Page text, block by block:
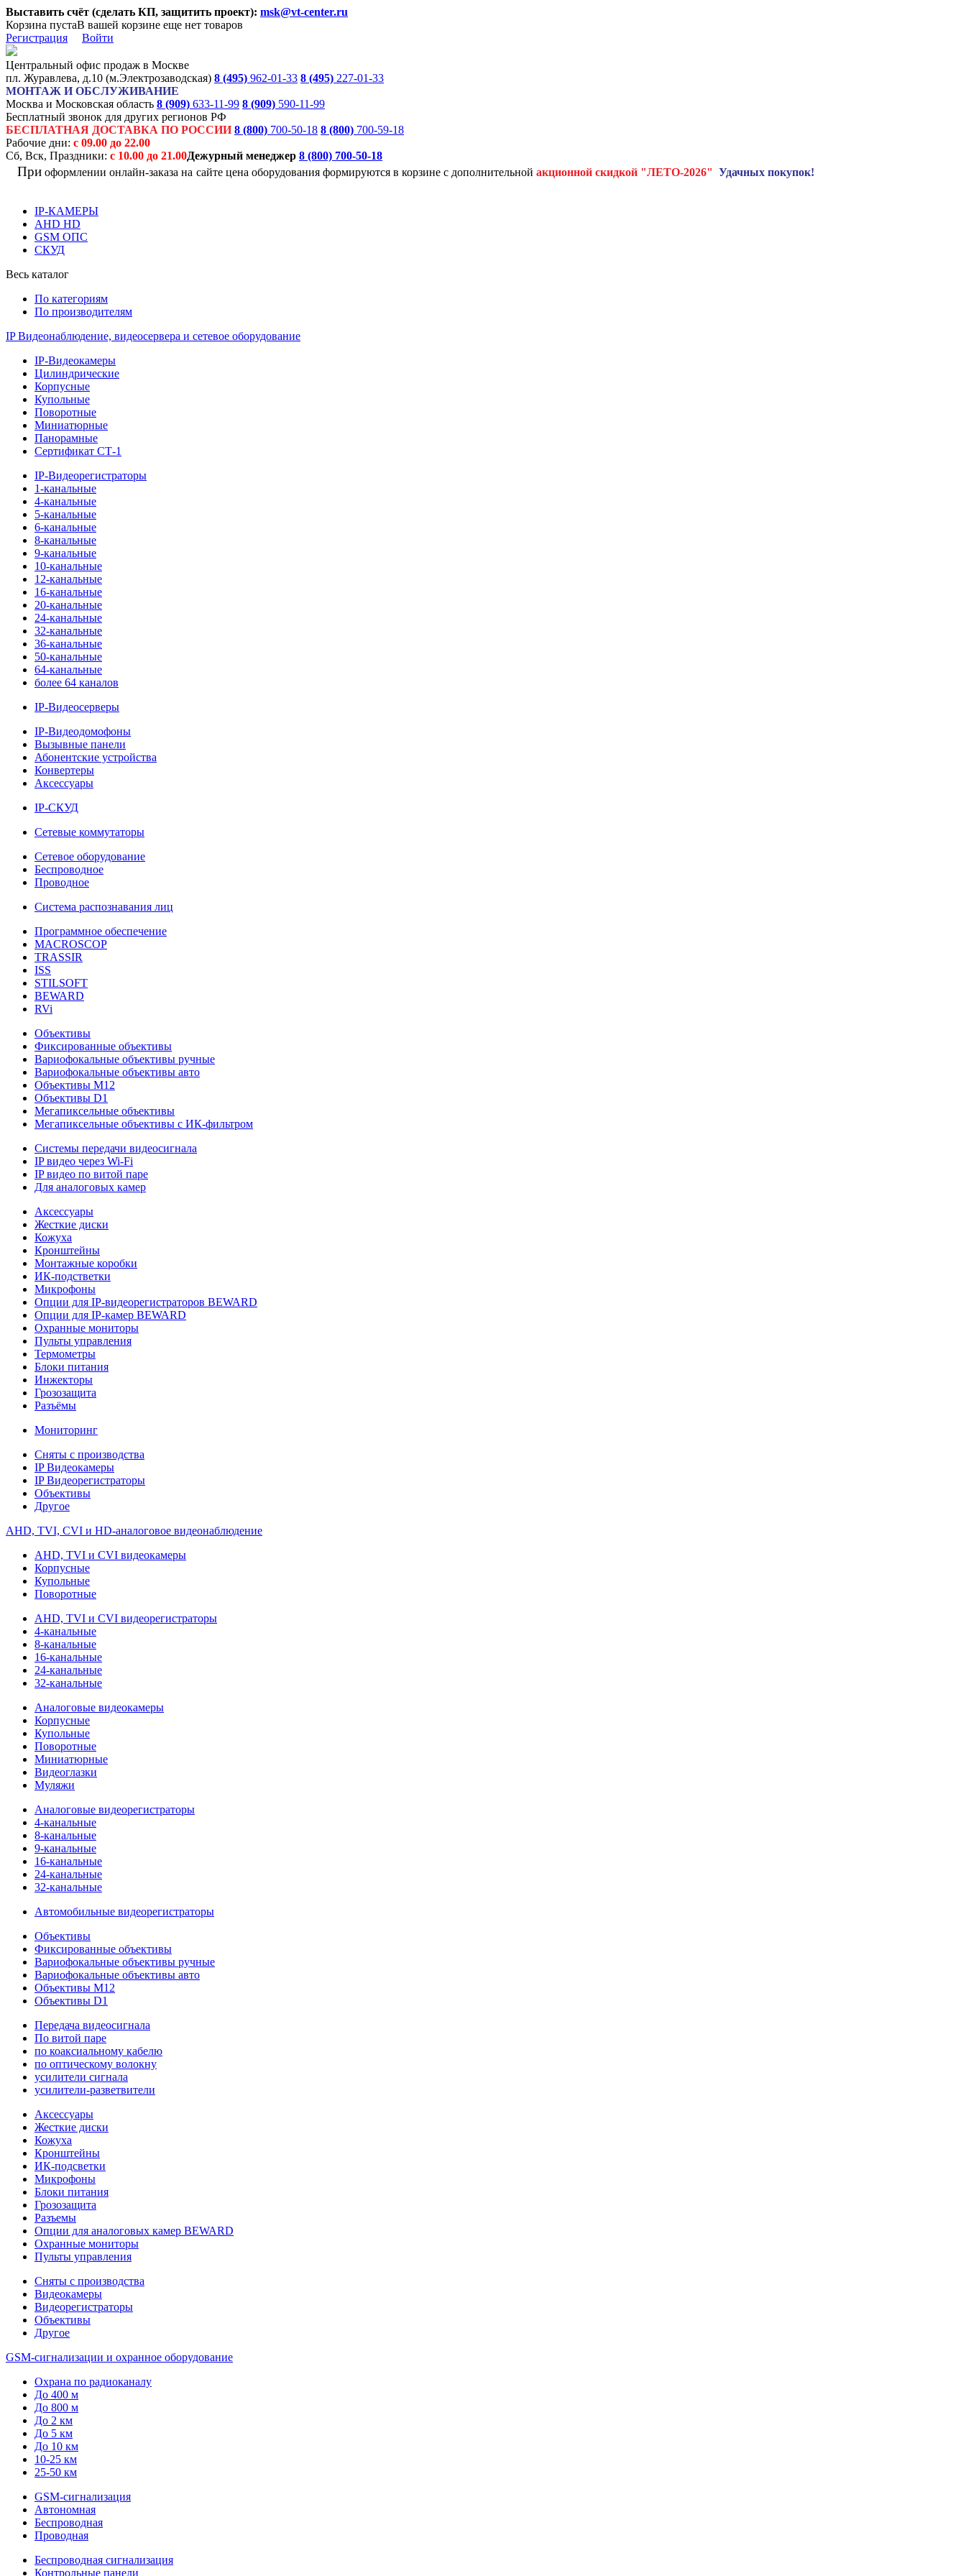
Выставить счёт (сделать КП, защитить проект): msk@vt-center.ru
Корзина пустаВ вашей корзине еще нет товаров
Регистрация
Войти
Центральный офис продаж в Москве
пл. Журавлева, д.10 (м.Электрозаводская) 8 (495) 962-01-33 8 (495) 227-01-33
МОНТАЖ И ОБСЛУЖИВАНИЕ
Москва и Московская область 8 (909) 633-11-99 8 (909) 590-11-99
Бесплатный звонок для других регионов РФ
БЕСПЛАТНАЯ ДОСТАВКА ПО РОССИИ 8 (800) 700-50-18 8 (800) 700-59-18
Рабочие дни: с 09.00 до 22.00
Сб, Вск, Праздники: с 10.00 до 21.00Дежурный менеджер 8 (800) 700-50-18
При оформлении онлайн-заказа на сайте цена оборудования формируются в корзине с дополнительной акционной скидкой "ЛЕТО-2026" Удачных покупок!
IP-КАМЕРЫ
AHD HD
GSM ОПС
СКУД
Весь каталог
По категориям
По производителям
IP Видеонаблюдение, видеосервера и сетевое оборудование
IP-Видеокамеры
Цилиндрические
Корпусные
Купольные
Поворотные
Миниатюрные
Панорамные
Сертификат СТ-1
IP-Видеорегистраторы
1-канальные
4-канальные
5-канальные
6-канальные
8-канальные
9-канальные
10-канальные
12-канальные
16-канальные
20-канальные
24-канальные
32-канальные
36-канальные
50-канальные
64-канальные
более 64 каналов
IP-Видеосерверы
IP-Видеодомофоны
Вызывные панели
Абонентские устройства
Конвертеры
Аксессуары
IP-СКУД
Сетевые коммутаторы
Сетевое оборудование
Беспроводное
Проводное
Система распознавания лиц
Программное обеспечение
MACROSCOP
TRASSIR
ISS
STILSOFT
BEWARD
RVi
Объективы
Фиксированные объективы
Вариофокальные объективы ручные
Вариофокальные объективы авто
Объективы М12
Объективы D1
Мегапиксельные объективы
Мегапиксельные объективы с ИК-фильтром
Системы передачи видеосигнала
IP видео через Wi-Fi
IP видео по витой паре
Для аналоговых камер
Аксессуары
Жесткие диски
Кожуха
Кронштейны
Монтажные коробки
ИК-подстветки
Микрофоны
Опции для IP-видеорегистраторов BEWARD
Опции для IP-камер BEWARD
Охранные мониторы
Пульты управления
Термометры
Блоки питания
Инжекторы
Грозозащита
Разъёмы
Мониторинг
Сняты с производства
IP Видеокамеры
IP Видеорегистраторы
Объективы
Другое
AHD, TVI, CVI и HD-аналоговое видеонаблюдение
AHD, TVI и CVI видеокамеры
Корпусные
Купольные
Поворотные
AHD, TVI и CVI видеорегистраторы
4-канальные
8-канальные
16-канальные
24-канальные
32-канальные
Аналоговые видеокамеры
Корпусные
Купольные
Поворотные
Миниатюрные
Видеоглазки
Муляжи
Аналоговые видеорегистраторы
4-канальные
8-канальные
9-канальные
16-канальные
24-канальные
32-канальные
Автомобильные видеорегистраторы
Объективы
Фиксированные объективы
Вариофокальные объективы ручные
Вариофокальные объективы авто
Объективы M12
Объективы D1
Передача видеосигнала
По витой паре
по коаксиальному кабелю
по оптическому волокну
усилители сигнала
усилители-разветвители
Аксессуары
Жесткие диски
Кожуха
Кронштейны
ИК-подсветки
Микрофоны
Блоки питания
Грозозащита
Разъемы
Опции для аналоговых камер BEWARD
Охранные мониторы
Пульты управления
Сняты с производства
Видеокамеры
Видеорегистраторы
Объективы
Другое
GSM-сигнализации и охранное оборудование
Охрана по радиоканалу
До 400 м
До 800 м
До 2 км
До 5 км
До 10 км
10-25 км
25-50 км
GSM-сигнализация
Автономная
Беспроводная
Проводная
Беспроводная сигнализация
Контрольные панели